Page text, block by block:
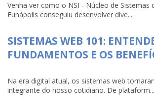
Venha ver como o NSI - Núcleo de Sistemas
Eunápolis conseguiu desenvolver dive...
SISTEMAS WEB 101:
FUNDAMENTOS E OS
Na era digital atual, os sistemas web
integrante do nosso cotidiano. De plataform...